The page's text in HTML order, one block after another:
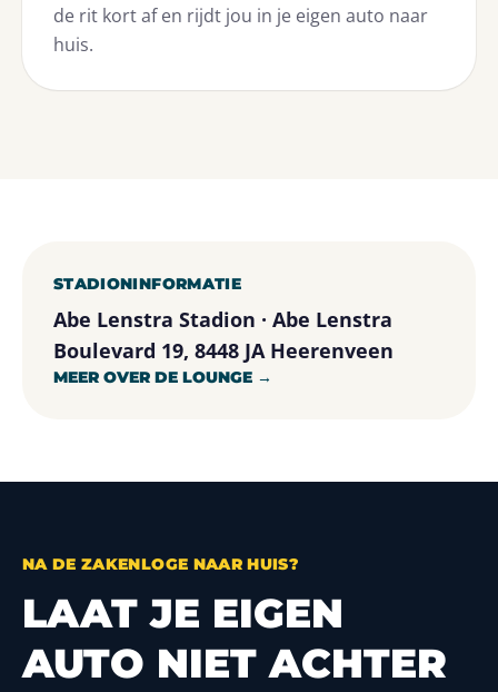
de rit kort af en rijdt jou in je eigen auto naar
huis.
STADIONINFORMATIE
Abe Lenstra Stadion · Abe Lenstra
Boulevard 19, 8448 JA Heerenveen
MEER OVER DE LOUNGE →
NA DE ZAKENLOGE NAAR HUIS?
LAAT JE EIGEN
AUTO NIET ACHTER